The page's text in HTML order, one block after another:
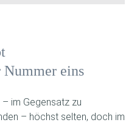
Nummer eins
im Gegensatz zu
– höchst selten, doch im